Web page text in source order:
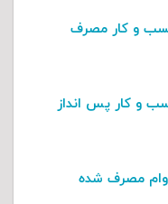
و کار مصرف
و کار پس انداز
مصرف شده